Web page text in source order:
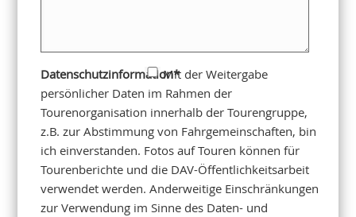
Datenschutzinformation*
Mit der Weitergabe
persönlicher Daten im Rahmen der
Tourenorganisation innerhalb der Tourengruppe,
z.B. zur Abstimmung von Fahrgemeinschaften, bin
ich einverstanden. Fotos auf Touren können für
Tourenberichte und die DAV-Öffentlichkeitsarbeit
verwendet werden. Anderweitige Einschränkungen
zur Verwendung im Sinne des Daten- und